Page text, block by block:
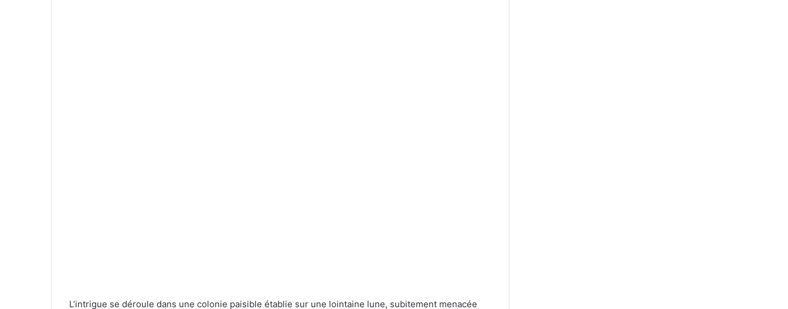
L’intrigue se déroule dans une colonie paisible établie sur une lointaine lune, subitement menacée